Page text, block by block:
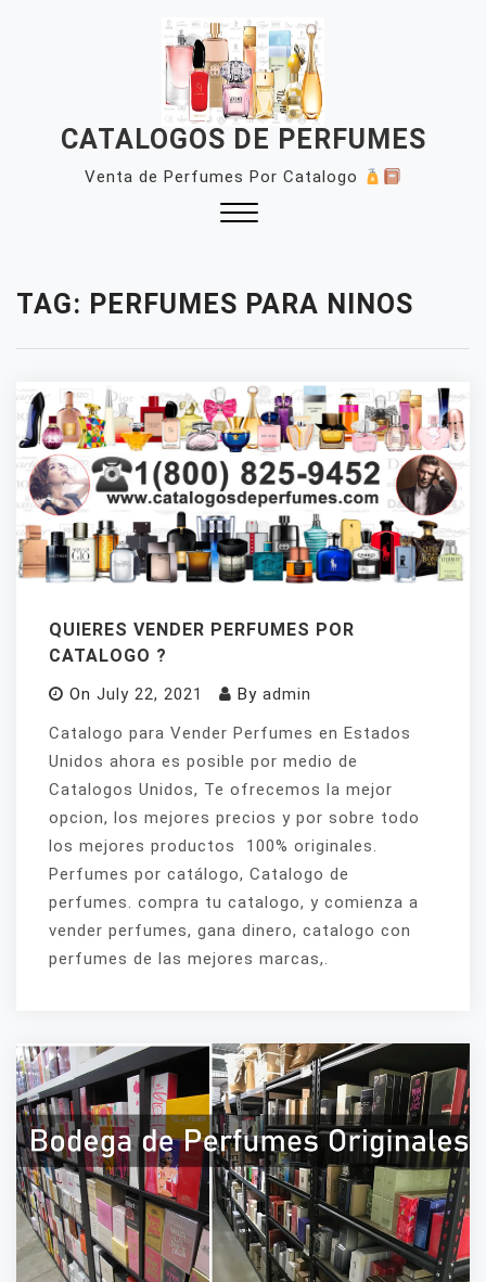
CATALOGOS DE PERFUMES
Venta de Perfumes Por Catalogo
TAG: PERFUMES PARA NINOS
QUIERES VENDER PERFUMES POR
CATALOGO ?
On July 22, 2021 By admin
Catalogo para Vender Perfumes en Estados
Unidos ahora es posible por medio de
Catalogos Unidos, Te ofrecemos la mejor
opcion, los mejores precios y por sobre todo
los mejores productos 100% originales.
Perfumes por catálogo, Catalogo de
perfumes. compra tu catalogo, y comienza a
vender perfumes, gana dinero, catalogo con
perfumes de las mejores marcas,.